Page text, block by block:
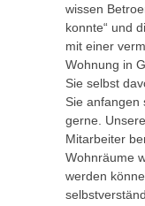
wissen
konnte“ und
mit einer
Wohnung in
Sie selbst
Sie anfangen
gerne.
Mitarbeiter
Wohnräume
werden